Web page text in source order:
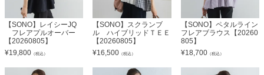
【SONO】レイシーJQ
フレアプルオーバー
【20260805】
¥19,800 （税込）
【SONO】スクランブ
ル ハイブリッドＴＥＥ
【20260805】
¥16,500 （税込）
【SONO】ペタルライン
フレアブラウス【20260
805】
¥18,700（税込）